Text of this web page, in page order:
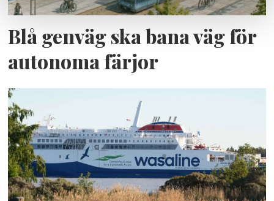
Blå genväg ska bana väg för
autonoma färjor